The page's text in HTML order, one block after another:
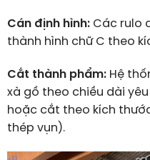
Cán định hình:Các rulo
thành hình chữ C theo
Cắt thành phẩm:Hệ
xà gồ theo chiều dài
hoặc cắt theo kích
thép vụn).